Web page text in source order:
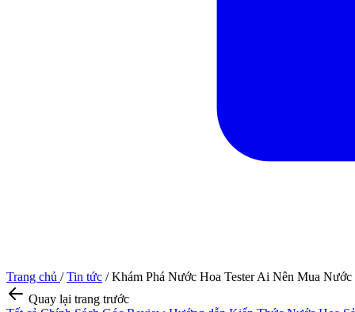
Trang chủ / Tin tức / Khám Phá Nước Hoa Tester Ai Nên Mua Nước
Quay lại trang trước